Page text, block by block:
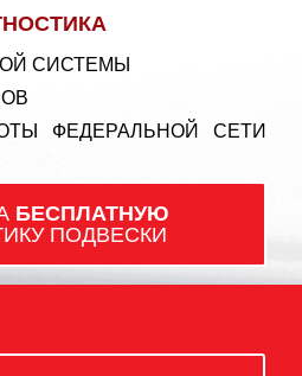
СИСТЕМЫ
ФЕДЕРАЛЬНОЙ СЕТИ
БЕСПЛАТНУЮ
ПОДВЕСКИ